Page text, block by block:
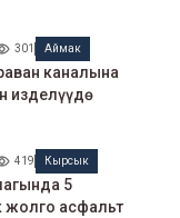
301 Аймак
каналына
изделүүдө
419 Кырсык
5
асфальт